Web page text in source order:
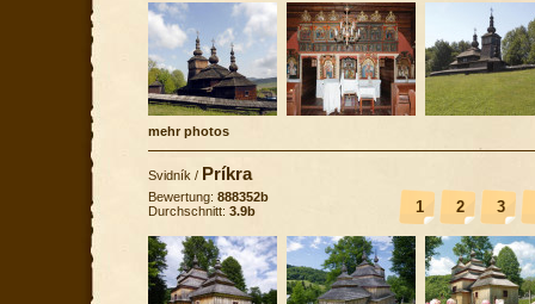
mehr photos
Svidník / Príkra
1 2 3
Bewertung: 888352b
Durchschnitt: 3.9b